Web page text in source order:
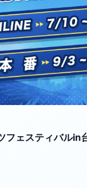
フェスティバルin